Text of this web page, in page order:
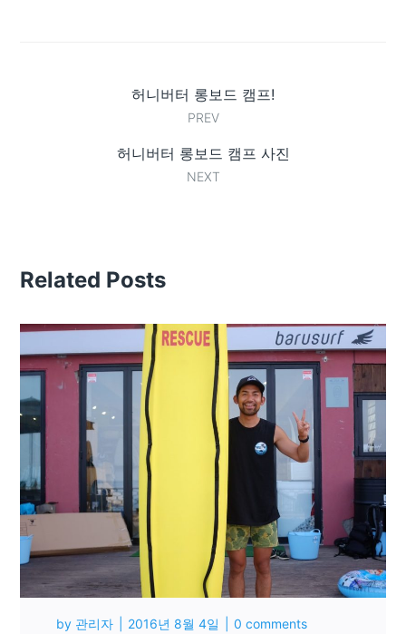
허니버터 롱보드 캠프!
PREV
허니버터 롱보드 캠프 사진
NEXT
Related Posts
by 관리자 2016년 8월 4일 0 comments